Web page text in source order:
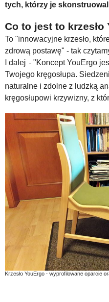
Bezpiecznie i w zgodzie z
tych, którzy je
Co to jest to krzesło
To "innowacyjne krzesło,
zdrową postawę" - tak
I dalej - "Koncept YouErgo
Twojego kręgosłupa.
naturalne i zdolne z ludzką
kręgosłupowi krzywizny, z
Krzesło YouErgo - wyprofilowane oparcie